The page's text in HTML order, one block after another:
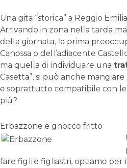
Una gita “storica” a Reggio
Arrivando in zona nella tarda
della giornata, la prima
Canossa o dell’adiacente
ma quella di individuare una
Casetta”, si può anche
e soprattutto compatibile con le
più?
Erbazzone e gnocco fritto
fare figli e figliastri, optiamo per